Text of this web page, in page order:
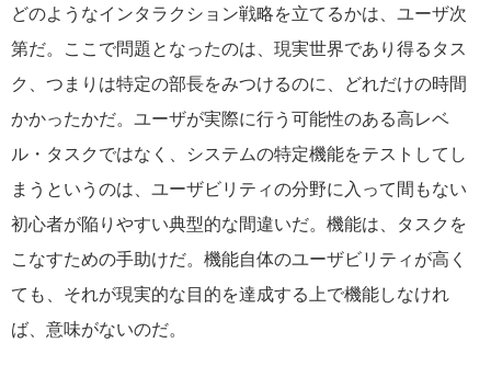
どのようなインタラクション戦略を立てるかは、ユーザ次
第だ。ここで問題となったのは、現実世界であり得るタス
ク、つまりは特定の部長をみつけるのに、どれだけの時間
かかったかだ。ユーザが実際に行う可能性のある高レベ
ル・タスクではなく、システムの特定機能をテストしてし
まうというのは、ユーザビリティの分野に入って間もない
初心者が陥りやすい典型的な間違いだ。機能は、タスクを
こなすための手助けだ。機能自体のユーザビリティが高く
ても、それが現実的な目的を達成する上で機能しなけれ
ば、意味がないのだ。